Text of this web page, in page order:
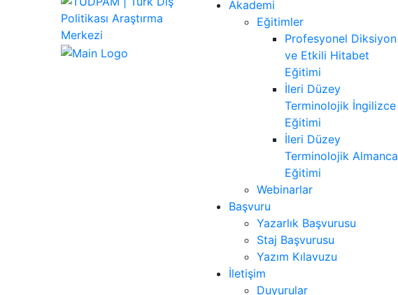
Akademi
Eğitimler
Profesyonel Diksiyon
ve Etkili Hitabet
Eğitimi
İleri Düzey
Terminolojik İngilizce
Eğitimi
İleri Düzey
Terminolojik Almanca
Eğitimi
Webinarlar
Başvuru
Yazarlık Başvurusu
Staj Başvurusu
Yazım Kılavuzu
İletişim
Duyurular